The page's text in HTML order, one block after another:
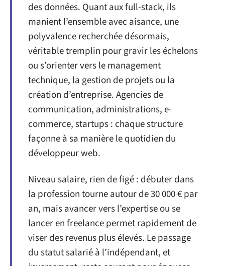
des données. Quant aux full-stack, ils
manient l’ensemble avec aisance, une
polyvalence recherchée désormais,
véritable tremplin pour gravir les échelons
ou s’orienter vers le management
technique, la gestion de projets ou la
création d’entreprise. Agencies de
communication, administrations, e-
commerce, startups : chaque structure
façonne à sa manière le quotidien du
développeur web.
Niveau salaire, rien de figé : débuter dans
la profession tourne autour de 30 000 € par
an, mais avancer vers l’expertise ou se
lancer en freelance permet rapidement de
viser des revenus plus élevés. Le passage
du statut salarié à l’indépendant, et